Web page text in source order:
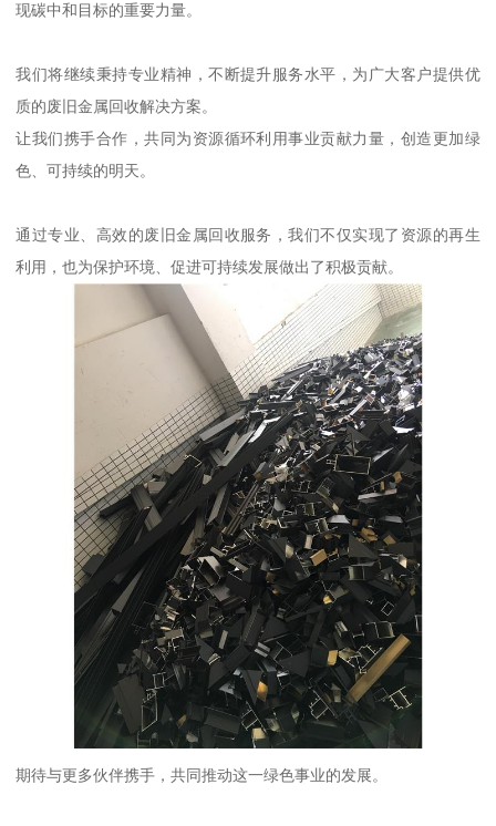
现碳中和目标的重要力量。
我们将继续秉持专业精神，不断提升服务水平，为广大客户提供优
质的废旧金属回收解决方案。
让我们携手合作，共同为资源循环利用事业贡献力量，创造更加绿
色、可持续的明天。
通过专业、高效的废旧金属回收服务，我们不仅实现了资源的再生
利用，也为保护环境、促进可持续发展做出了积极贡献。
期待与更多伙伴携手，共同推动这一绿色事业的发展。